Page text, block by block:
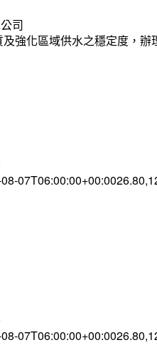
司
強化區域供水之穩定度，辦